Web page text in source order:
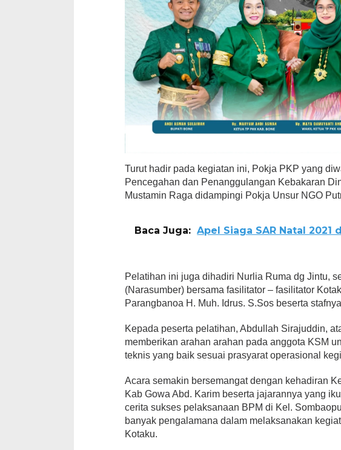
Turut hadir pada kegiatan ini, Pokja PKP yang
Pencegahan dan Penanggulangan Kebakaran
Mustamin Raga didampingi Pokja Unsur NGO
Baca Juga: Apel Siaga SAR Natal 2021
Pelatihan ini juga dihadiri Nurlia Ruma dg Jintu,
(Narasumber) bersama fasilitator – fasilitator
Parangbanoa H. Muh. Idrus. S.Sos beserta
Kepada peserta pelatihan, Abdullah Sirajuddin,
memberikan arahan arahan pada anggota KSM
teknis yang baik sesuai prasyarat operasional
Acara semakin bersemangat dengan kehadiran
Kab Gowa Abd. Karim beserta jajarannya yang
cerita sukses pelaksanaan BPM di Kel.
banyak pengalamana dalam melaksanakan
Kotaku.